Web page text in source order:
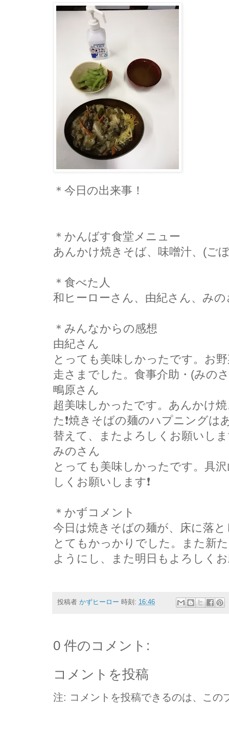
＊今日の出来事！
＊かんばす食堂メニュー
あんかけ焼きそば、味噌汁、(ご
＊食べた人
和ヒーローさん、由紀さん、み
＊みんなからの感想
由紀さん
とっても美味しかったです。お
走さまでした。食事介助・(みの
鴫原さん
超美味しかったです。あんかけ
た❗焼きそばの麺のハプニング
替えて、またよろしくお願いしま
みのさん
とっても美味しかったです。具
しくお願いします❗
＊かずコメント
今日は焼きそばの麺が、床に落
とてもかっかりでした。また新
ようにし、また明日もよろしくお
投稿者 かずヒーロー 時刻: 16:46
0 件のコメント:
コメントを投稿
注: コメントを投稿できるのは、この